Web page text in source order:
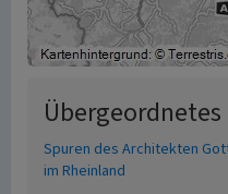
Spuren des Architekten
im Rheinland